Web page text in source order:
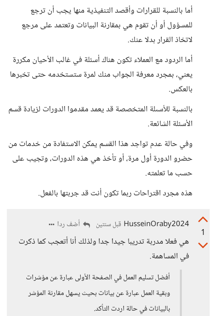
أما بالنسبة للقرارات وأقصد التنفيذية منها يجب أن ترجع
للمسؤول أو أن تقوم هي بمقارنة البيانات وتعتمد على مرجع
لاتخاذ القرار بدلا عنك.
أما الردود مع العملاء تكون هناك أسئلة في غالب الأحيان مكررة
يعني، بمجرد معرفة الجواب منك لمرة ستستخدمه حتى تخبرها
بالعكس.
بالنسبة للأسىلة المتخصصة قد يعمد مقدموا الدورات لزيادة قسم
الأسئلة الشائعة.
وفي حالة عدم تواجد هذا القسم يمكن الاستفادة من خدمات من
حضرو الدورة أول مرة، أو تأخذ هي هذه الدورات، وتجيب على
حسب ما تعلمته.
هذه مجرد اقتراحات ربما تكون أنت قد جربتها بالفعل.
1
HusseinOraby2024 قبل سنتين أضف ردا
هي فعلا مدربة تدريبا جيدا جدا ولذلك أنا أتعجب كما ذكرت
في المساهمة.
أفضل تسليم العمل في الصفحة الأولى عبارة عن مؤشرات
وبقية العمل عبارة عن بيانات بحيث يسهل مقارنة المؤشر
بالبيانات في حالة اردت التأكد.